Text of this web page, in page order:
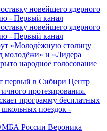
новейшего ядерного
- Первый канал
новейшего ядерного
- Первый канал
«Молодёжную столицу
молодёжи» и «Лидера
народное голосование
первый в Сибири Центр
протезирования.
программу бесплатных
поездок -
России Вероника